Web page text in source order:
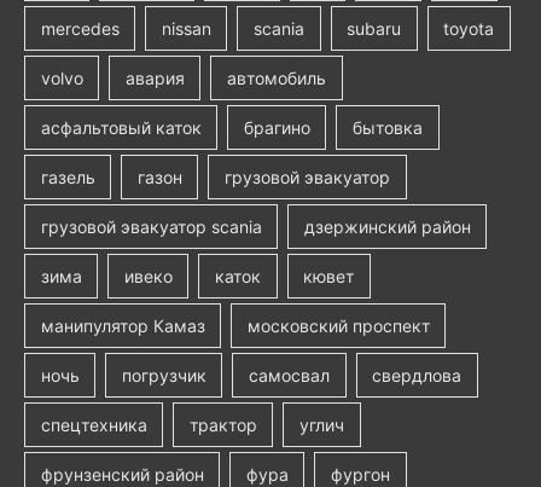
mercedes nissan scania subaru toyota
volvo авария автомобиль
асфальтовый каток брагино бытовка
газель газон грузовой эвакуатор
грузовой эвакуатор scania дзержинский район
зима ивеко каток кювет
манипулятор Камаз московский проспект
ночь погрузчик самосвал свердлова
спецтехника трактор углич
фрунзенский район фура фургон